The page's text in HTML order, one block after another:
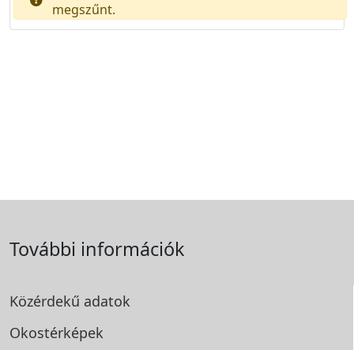
megszűnt.
További információk
Közérdekű adatok
Okostérképek